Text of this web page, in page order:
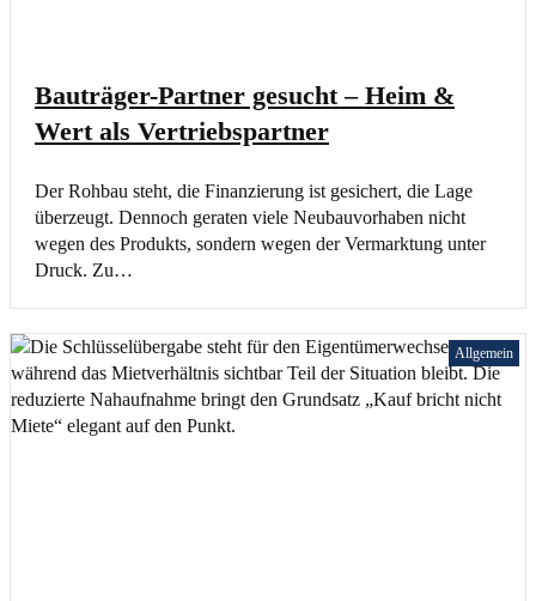
Bauträger-Partner gesucht – Heim &
Wert als Vertriebspartner
Der Rohbau steht, die Finanzierung ist gesichert, die Lage
überzeugt. Dennoch geraten viele Neubauvorhaben nicht
wegen des Produkts, sondern wegen der Vermarktung unter
Druck. Zu…
Allgemein